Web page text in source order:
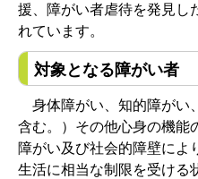
援、障がい者虐待を発見し
れています。
対象となる障がい者
身体障がい、知的障がい
含む。）その他心身の機能
障がい及び社会的障壁によ
生活に相当な制限を受ける